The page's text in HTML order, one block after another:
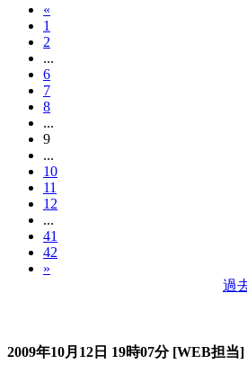
«
1
2
...
6
7
8
...
9
...
10
11
12
...
41
42
»
過
2009年10月12日 19時07分 [WEB担当]